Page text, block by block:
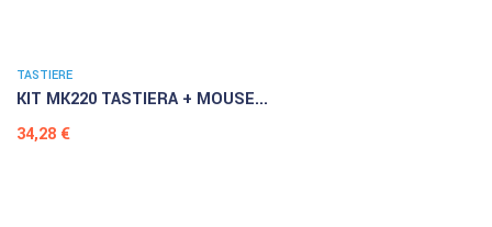
TASTIERE
KIT MK220 TASTIERA + MOUSE...
Prezzo
34,28 €